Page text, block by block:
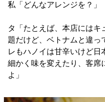
私「どんなアレンジを？」
タ「たとえば、本店には
題だけど、ベトナムと違っ
レもハノイは甘辛いけど
細かく味を変えたり、客席
よ」